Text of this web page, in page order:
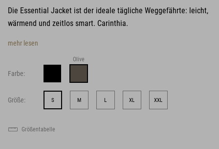
Die Essential Jacket ist der ideale tägliche Weggefährte: leicht,
wärmend und zeitlos smart. Carinthia.
mehr lesen
Farbe:
Olive
Größe: S M L XL XXL
Größentabelle